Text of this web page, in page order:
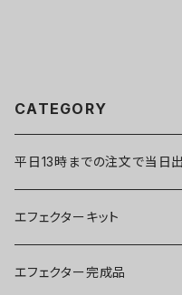
CATEGORY
平日13時までの注文で当日
エフェクターキット
ブースター
エフェクター完成品